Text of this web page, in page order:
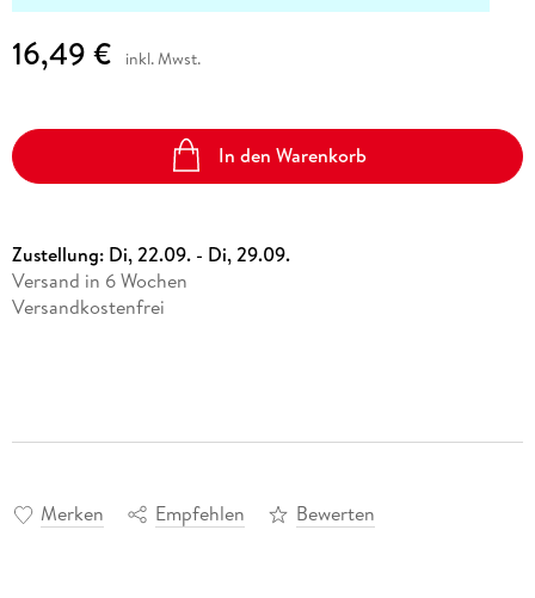
16,49 € inkl. Mwst.
In den Warenkorb
Zustellung: Di, 22.09. - Di, 29.09.
Versand in 6 Wochen
Versandkostenfrei
Merken Empfehlen Bewerten